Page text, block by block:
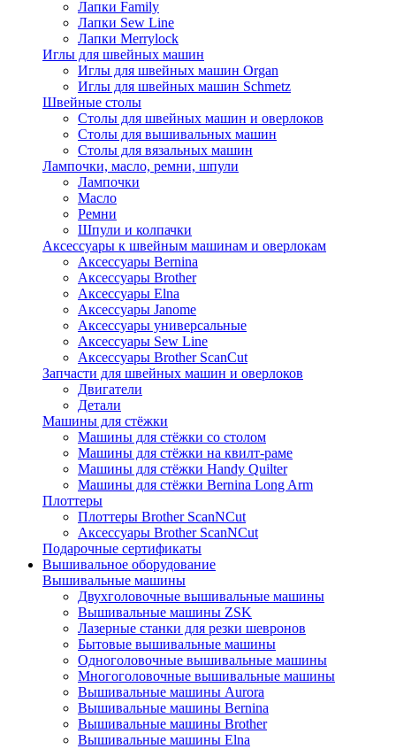
Лапки Family
Лапки Sew Line
Лапки Merrylock
Иглы для швейных машин
Иглы для швейных машин Organ
Иглы для швейных машин Schmetz
Швейные столы
Столы для швейных машин и оверлоков
Столы для вышивальных машин
Столы для вязальных машин
Лампочки, масло, ремни, шпули
Лампочки
Масло
Ремни
Шпули и колпачки
Аксессуары к швейным машинам и оверлокам
Аксессуары Bernina
Аксессуары Brother
Аксессуары Elna
Аксессуары Janome
Аксессуары универсальные
Аксессуары Sew Line
Аксессуары Brother ScanCut
Запчасти для швейных машин и оверлоков
Двигатели
Детали
Машины для стёжки
Машины для стёжки со столом
Машины для стёжки на квилт-раме
Машины для стёжки Handy Quilter
Машины для стёжки Bernina Long Arm
Плоттеры
Плоттеры Brother ScanNCut
Аксессуары Brother ScanNCut
Подарочные сертификаты
Вышивальное оборудование
Вышивальные машины
Двухголовочные вышивальные машины
Вышивальные машины ZSK
Лазерные станки для резки шевронов
Бытовые вышивальные машины
Одноголовочные вышивальные машины
Многоголовочные вышивальные машины
Вышивальные машины Aurora
Вышивальные машины Bernina
Вышивальные машины Brother
Вышивальные машины Elna